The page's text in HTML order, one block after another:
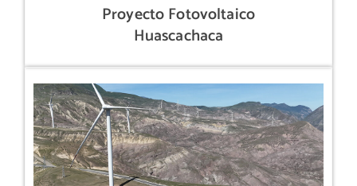
Proyecto Fotovoltaico
Huascachaca